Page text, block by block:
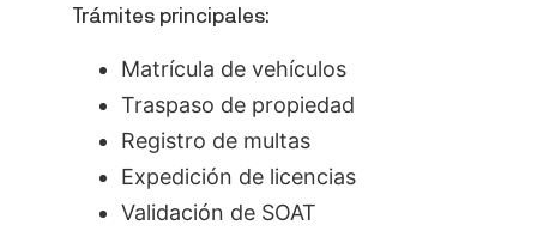
Trámites principales:
Matrícula de vehículos
Traspaso de propiedad
Registro de multas
Expedición de licencias
Validación de SOAT